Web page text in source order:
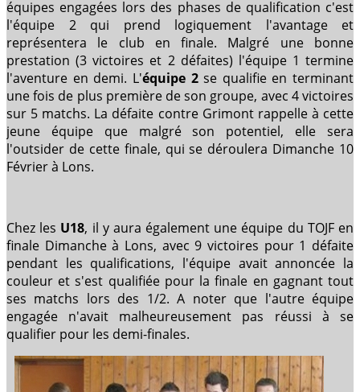
équipes engagées lors des phases de qualification c'est
l'équipe 2 qui prend logiquement l'avantage et
représentera le club en finale. Malgré une bonne
prestation (3 victoires et 2 défaites) l'équipe 1 termine
l'aventure en demi. L'équipe 2se qualifie en terminant
une fois de plus première de son groupe, avec 4 victoires
sur 5 matchs. La défaite contre Grimont rappelle à cette
jeune équipe que malgré son potentiel, elle sera
l'outsider de cette finale, qui se déroulera Dimanche 10
Février à Lons.
Chez les U18, il y aura également une équipe du TOJF en
finale Dimanche à Lons, avec 9 victoires pour 1 défaite
pendant les qualifications, l'équipe avait annoncée la
couleur et s'est qualifiée pour la finale en gagnant tout
ses matchs lors des 1/2. A noter que l'autre équipe
engagée n'avait malheureusement pas réussi à se
qualifier pour les demi-finales.